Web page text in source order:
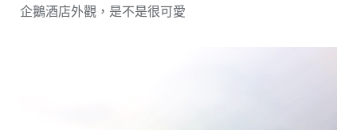
企鵝酒店外觀，是不是很可愛